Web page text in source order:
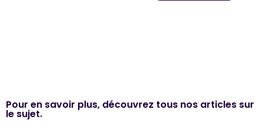
Pour en savoir plus, découvrez tous nos articles sur
le sujet.